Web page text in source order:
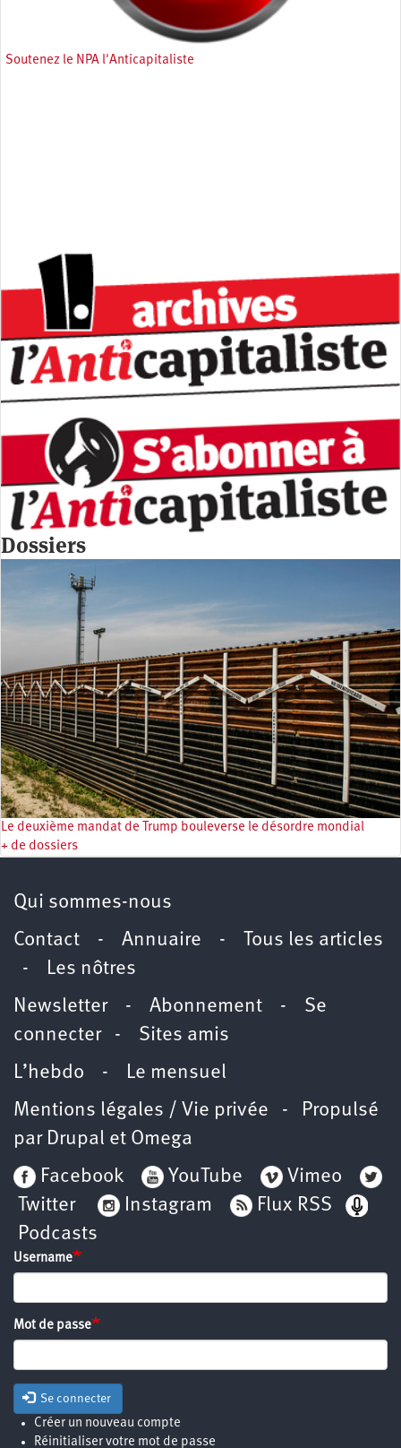
Soutenez le NPA l'Anticapitaliste
Dossiers
Le deuxième mandat de Trump bouleverse le désordre mondial
+ de dossiers
Qui sommes-nous
Contact - Annuaire -
Tous les articles
- Les nôtres
Newsletter- Abonnement - Se
connecter- Sites amis
L’hebdo - Le mensuel
Mentions légales / Vie privée - Propulsé
par Drupal et Omega
Facebook
YouTube
Vimeo
Twitter
Instagram
Flux RSS
Podcasts
Username
Mot de passe
Se connecter
Créer un nouveau compte
Réinitialiser votre mot de passe